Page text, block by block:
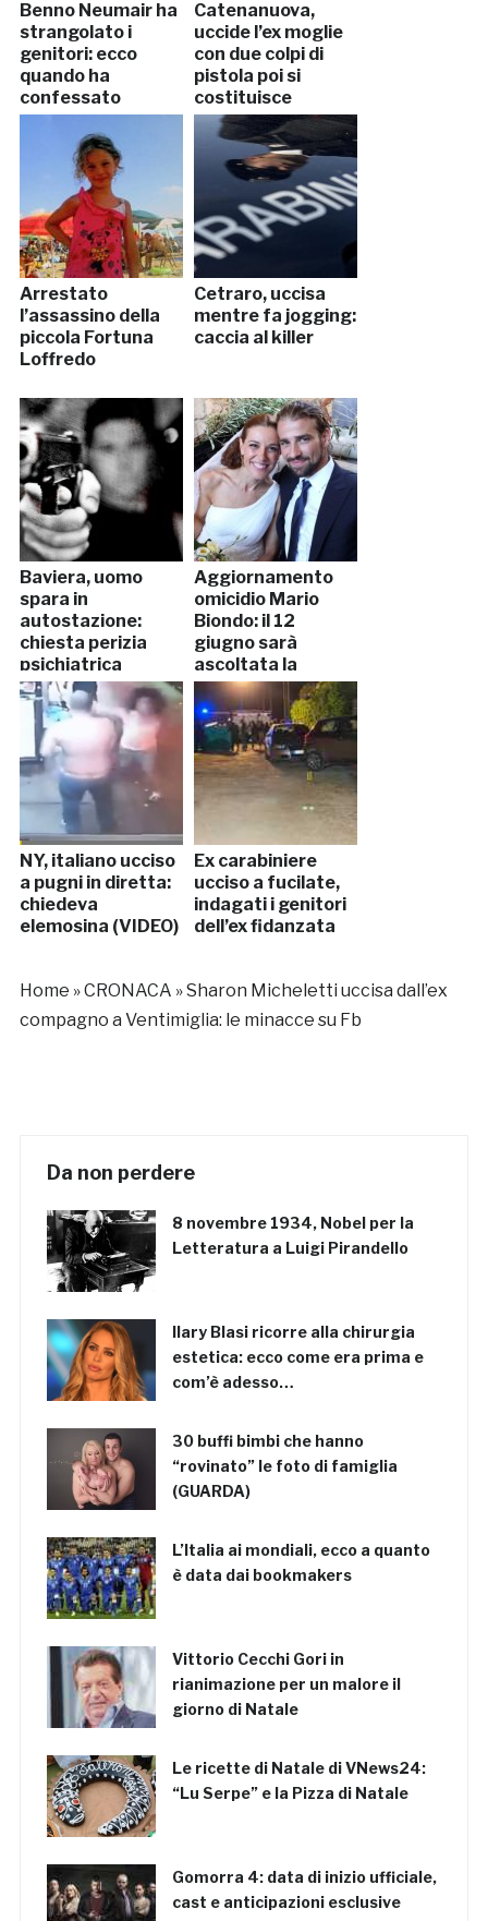
Benno Neumair ha
strangolato i
genitori: ecco
quando ha
confessato
Catenanuova,
uccide l’ex moglie
con due colpi di
pistola poi si
costituisce
Arrestato
l’assassino della
piccola Fortuna
Loffredo
Cetraro, uccisa
mentre fa jogging:
caccia al killer
Baviera, uomo
spara in
autostazione:
chiesta perizia
psichiatrica
Aggiornamento
omicidio Mario
Biondo: il 12
giugno sarà
ascoltata la
moglie
NY, italiano ucciso
a pugni in diretta:
chiedeva
elemosina (VIDEO)
Ex carabiniere
ucciso a fucilate,
indagati i genitori
dell’ex fidanzata
Home »CRONACA »Sharon Micheletti uccisa dall’ex
compagno a Ventimiglia: le minacce su Fb
Da non perdere
8 novembre 1934, Nobel per la
Letteratura a Luigi Pirandello
Ilary Blasi ricorre alla chirurgia
estetica: ecco come era prima e
com’è adesso…
30 buffi bimbi che hanno
“rovinato” le foto di famiglia
(GUARDA)
L’Italia ai mondiali, ecco a quanto
è data dai bookmakers
Vittorio Cecchi Gori in
rianimazione per un malore il
giorno di Natale
Le ricette di Natale di VNews24:
“Lu Serpe” e la Pizza di Natale
Gomorra 4: data di inizio ufficiale,
cast e anticipazioni esclusive